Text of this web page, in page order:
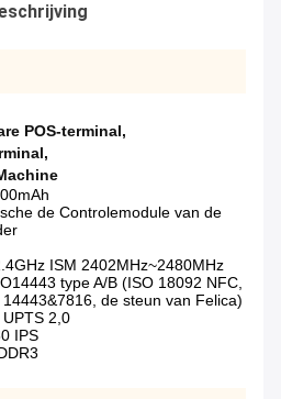
POS-terminal,
,
de Controlemodule van de
ISM 2402MHz~2480MHz
type A/B (ISO 18092 NFC,
14443&7816, de steun van Felica)
2,0
IPS